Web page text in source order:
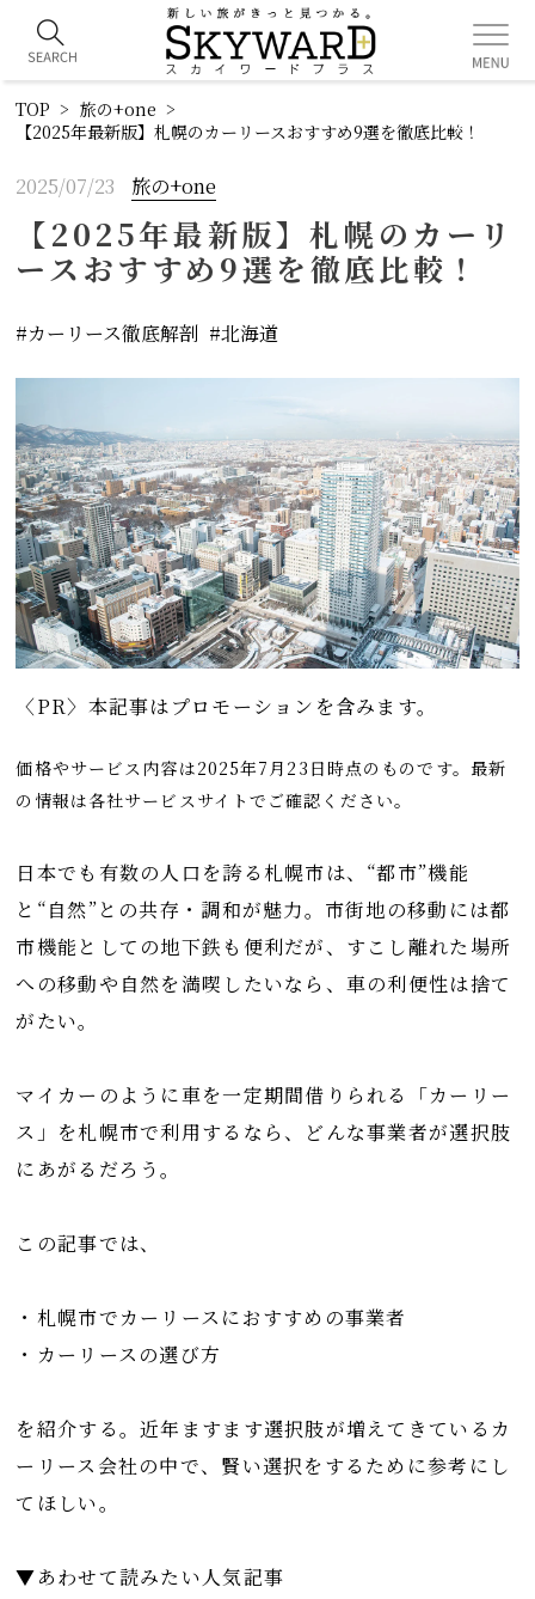
TOP
旅の+one
【2025年最新版】札幌のカーリースおすすめ9選を徹底比較！
2025/07/23 旅の+one
【2025年最新版】札幌のカーリ
ースおすすめ9選を徹底比較！
カーリース徹底解剖 北海道
〈PR〉本記事はプロモーションを含みます。
価格やサービス内容は2025年7月23日時点のものです。最新
の情報は各社サービスサイトでご確認ください。
日本でも有数の人口を誇る札幌市は、“都市”機能
と“自然”との共存・調和が魅力。市街地の移動には都
市機能としての地下鉄も便利だが、すこし離れた場所
への移動や自然を満喫したいなら、車の利便性は捨て
がたい。
マイカーのように車を一定期間借りられる「カーリー
ス」を札幌市で利用するなら、どんな事業者が選択肢
にあがるだろう。
この記事では、
・札幌市でカーリースにおすすめの事業者
・カーリースの選び方
を紹介する。近年ますます選択肢が増えてきているカ
ーリース会社の中で、賢い選択をするために参考にし
てほしい。
▼あわせて読みたい人気記事